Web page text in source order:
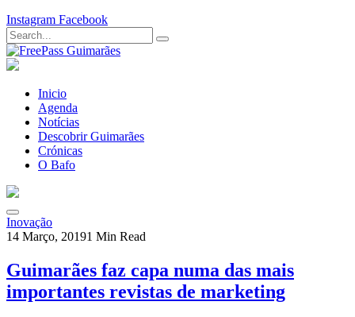
Instagram Facebook
Inicio
Agenda
Notícias
Descobrir Guimarães
Crónicas
O Bafo
Inovação
14 Março, 20191 Min Read
Guimarães faz capa numa das mais
importantes revistas de marketing